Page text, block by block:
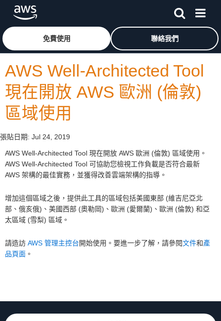
跳至主要內容按一下這裡可返回 Amazon Web Services 首頁
免費使用 聯絡我們
AWS Well-Architected Tool
現在開放 AWS 歐洲 (倫敦)
區域使用
張貼日期: Jul 24, 2019
AWS Well-Architected Tool 現在開放 AWS 歐洲 (倫敦) 區域使用。
AWS Well-Architected Tool 可協助您檢視工作負載是否符合最新
AWS 架構的最佳實務，並獲得改善雲端架構的指導。
增加這個區域之後，提供此工具的區域包括美國東部 (維吉尼亞北
部、俄亥俄)、美國西部 (奧勒岡)、歐洲 (愛爾蘭)、歐洲 (倫敦) 和亞
太區域 (雪梨) 區域。
請造訪 AWS 管理主控台開始使用。要進一步了解，請參閱文件和產
品頁面 。